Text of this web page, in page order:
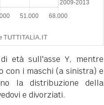
di età sull'asse Y, mentre
con i maschi (a sinistra) e
la distribuzione della
e divorziati.